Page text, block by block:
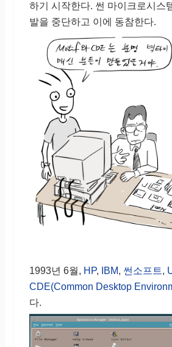
하기 시작한다. 썬 마이크로시스
발을 중단하고 이에 동참한다.
1993년 6월, HP, IBM, 썬소프트,
CDE(Common Desktop
다.